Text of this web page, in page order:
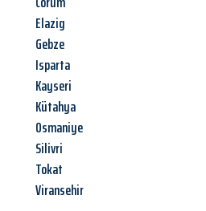
Elazig
Gebze
Isparta
Kayseri
Kütahya
Osmaniye
Silivri
Tokat
Viransehir